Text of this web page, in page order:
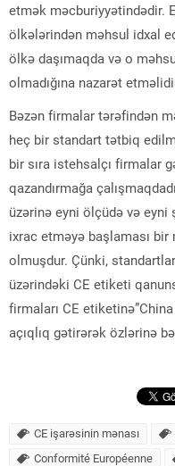
etmək məcburiyyətindədir.
ölkələrindən məhsul idxal
ölkə daşımaqda və o
olmadığına nazarət
Bəzən firmalar tərəfindən
heç bir standart tətbiq
bir sıra istehsalçı firmalar
qazandırmağa
üzərinə eyni ölçüdə və eyni
ixrac etməyə başlaması bir
olmuşdur. Çünki,
üzərindəki CE etiketi
firmaları CE
açıqlıq gətirərək özlərinə
CE işarəsinin mənası
Conformité Européenne